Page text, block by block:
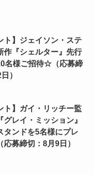
ト】ジェイソン・ステ
作『シェルター』先行
名様ご招待☆（応募締
）
ト】ガイ・リッチー監
グレイ・ミッション』
タンドを5名様にプレ
募締切：8月9日）